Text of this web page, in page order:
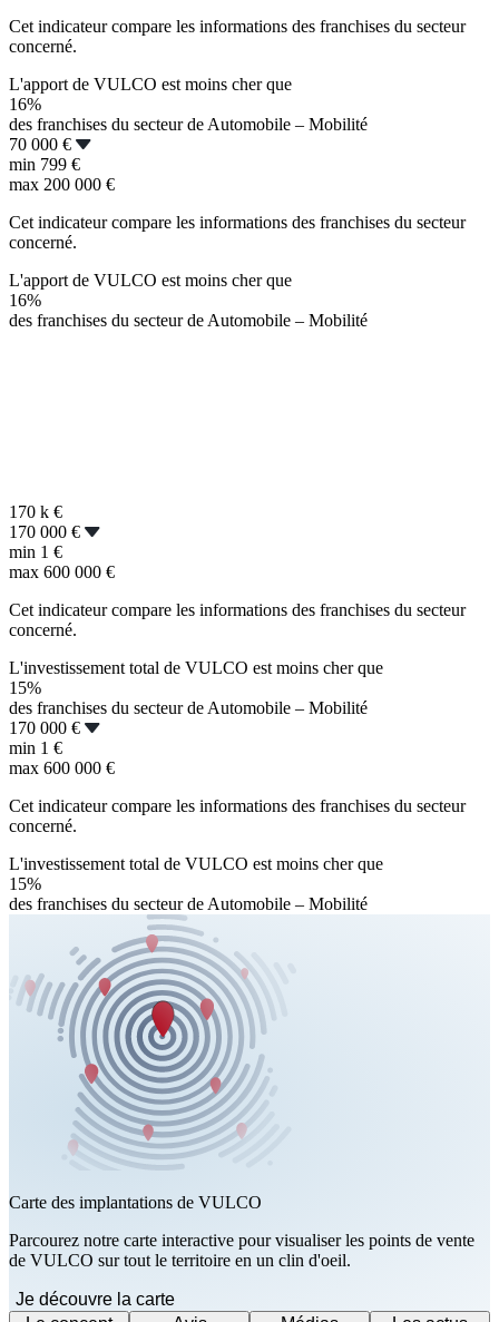
Cet indicateur compare les informations des franchises du secteur
concerné.
L'apport de VULCO est moins cher que
16%
des franchises du secteur de Automobile – Mobilité
70 000 €
min 799 €
max 200 000 €
Cet indicateur compare les informations des franchises du secteur
concerné.
L'apport de VULCO est moins cher que
16%
des franchises du secteur de Automobile – Mobilité
170 k €
170 000 €
min 1 €
max 600 000 €
Cet indicateur compare les informations des franchises du secteur
concerné.
L'investissement total de VULCO est moins cher que
15%
des franchises du secteur de Automobile – Mobilité
170 000 €
min 1 €
max 600 000 €
Cet indicateur compare les informations des franchises du secteur
concerné.
L'investissement total de VULCO est moins cher que
15%
des franchises du secteur de Automobile – Mobilité
Carte des implantations de VULCO
Parcourez notre carte interactive pour visualiser les points de vente
de VULCO sur tout le territoire en un clin d'oeil.
Je découvre la carte